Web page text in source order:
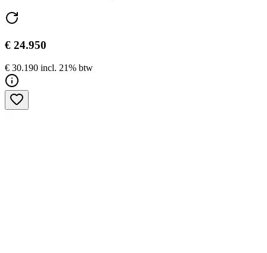
€ 24.950
€ 30.190 incl. 21% btw